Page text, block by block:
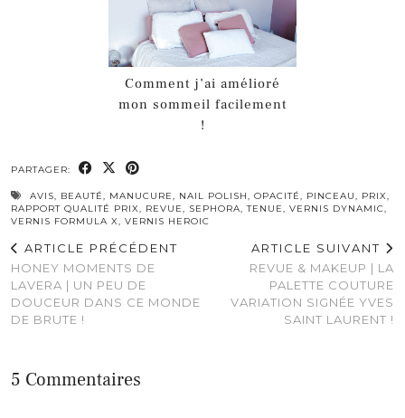
Comment j’ai amélioré
mon sommeil facilement
!
PARTAGER:
AVIS, BEAUTÉ, MANUCURE, NAIL POLISH, OPACITÉ, PINCEAU, PRIX,
RAPPORT QUALITÉ PRIX, REVUE, SEPHORA,TENUE, VERNIS DYNAMIC,
VERNIS FORMULA X, VERNIS HEROIC
ARTICLE PRÉCÉDENT
HONEY MOMENTS DE
LAVERA | UN PEU DE
DOUCEUR DANS CE MONDE
DE BRUTE !
ARTICLE SUIVANT
REVUE & MAKEUP | LA
PALETTE COUTURE
VARIATION SIGNÉE YVES
SAINT LAURENT !
5 Commentaires